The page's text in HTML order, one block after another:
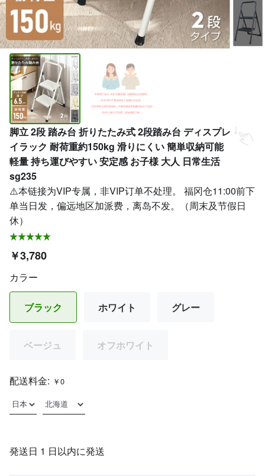
脚立 2段 踏み台 折りたたみ式 2段踏み台 ディスプレ
イラック 耐荷重約150kg 滑りにくい 簡単収納可能
軽量 持ち運びやすい 安定感 お子様 大人 日常生活
sg235
⚠️本链接为VIP专属，非VIP订单不处理。 福冈仓11:00前下
单当日发，偏远地区加派费，离岛不发。（周末及节假日
休）
￥3,780
カラー
ブラック ホワイト グレー
ベージュ オフホワイト
配送料金: ￥0
発送日 1 日以内に発送